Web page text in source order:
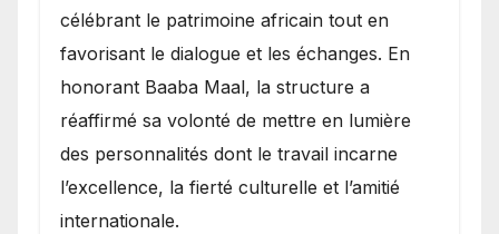
célébrant le patrimoine africain tout en
favorisant le dialogue et les échanges. En
honorant Baaba Maal, la structure a
réaffirmé sa volonté de mettre en lumière
des personnalités dont le travail incarne
l’excellence, la fierté culturelle et l’amitié
internationale.